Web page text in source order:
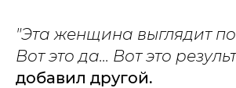
"Эта женщина выглядит
Вот это да... Вот это
добавил другой.